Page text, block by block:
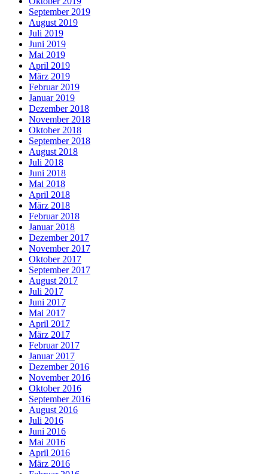
September 2019
August 2019
Juli 2019
Juni 2019
Mai 2019
April 2019
März 2019
Februar 2019
Januar 2019
Dezember 2018
November 2018
Oktober 2018
September 2018
August 2018
Juli 2018
Juni 2018
Mai 2018
April 2018
März 2018
Februar 2018
Januar 2018
Dezember 2017
November 2017
Oktober 2017
September 2017
August 2017
Juli 2017
Juni 2017
Mai 2017
April 2017
März 2017
Februar 2017
Januar 2017
Dezember 2016
November 2016
Oktober 2016
September 2016
August 2016
Juli 2016
Juni 2016
Mai 2016
April 2016
März 2016